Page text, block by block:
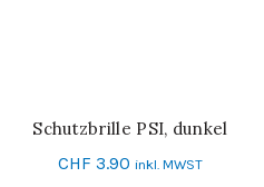
IN DEN WARENKORB
Schutzbrille PSI, dunkel
CHF 3.90 inkl. MWST